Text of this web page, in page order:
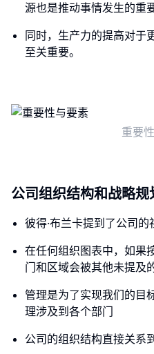
源也是推动事情发生的重
同时，生产力的提高对于
至关重要。
重要
公司组织结构和战略规
彼得·布兰卡提到了公司
在任何组织图表中，如果
门和区域会被其他未提及
管理是为了实现我们的目
理涉及到各个部门
公司的组织结构直接关系